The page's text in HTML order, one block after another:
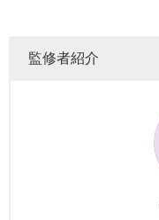
監修者紹介